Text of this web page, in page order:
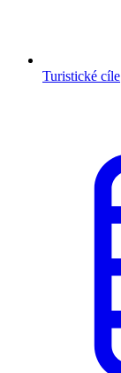
Turistické cíle